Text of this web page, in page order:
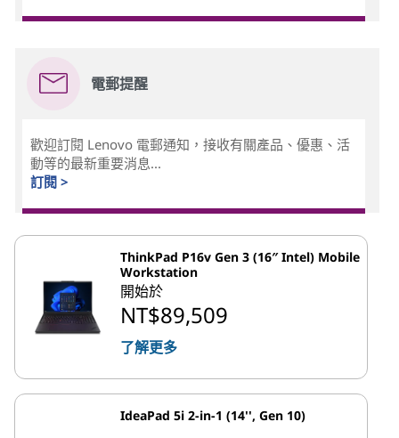
電郵提醒
歡迎訂閱 Lenovo 電郵通知，接收有關產品、優惠、活
動等的最新重要消息...
訂閱 >
ThinkPad P16v Gen 3 (16″ Intel) Mobile
Workstation
開始於
NT$89,509
了解更多
IdeaPad 5i 2-in-1 (14'', Gen 10)